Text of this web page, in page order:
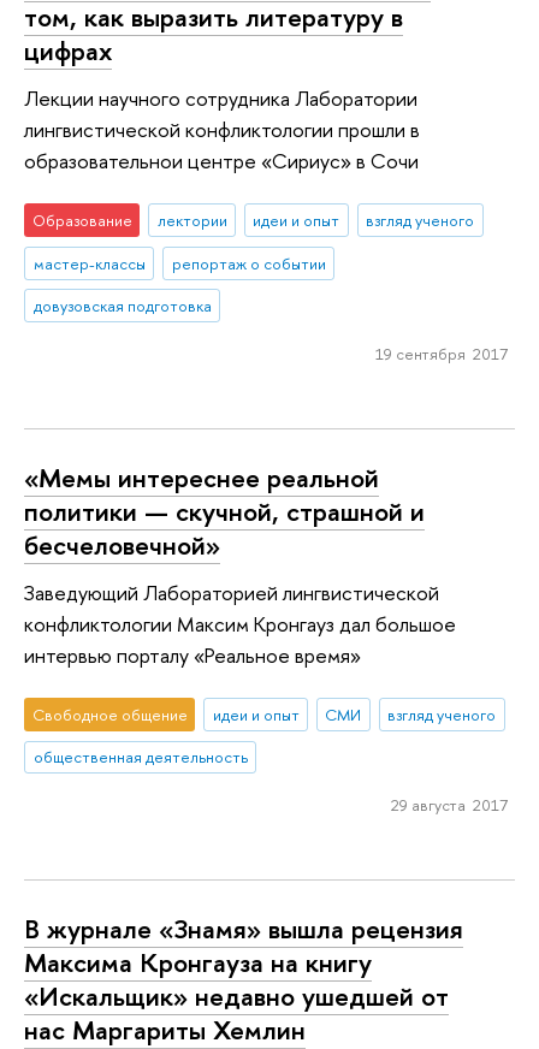
том, как выразить литературу в
цифрах
Лекции научного сотрудника Лаборатории
лингвистической конфликтологии прошли в
образовательнои центре «Сириус» в Сочи
Образование лектории идеи и опыт
взгляд ученого
мастер-классы
репортаж о событии
довузовская подготовка
19 сентября 2017
«Мемы интереснее реальной
политики — скучной, страшной и
бесчеловечной»
Заведующий Лабораторией лингвистической
конфликтологии Максим Кронгауз дал большое
интервью порталу «Реальное время»
Свободное общение идеи и опыт СМИ
взгляд ученого
общественная деятельность
29 августа 2017
В журнале «Знамя» вышла рецензия
Максима Кронгауза на книгу
«Искальщик» недавно ушедшей от
нас Маргариты Хемлин